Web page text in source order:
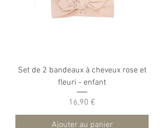
Set de 2 bandeaux à cheveux rose et
fleuri - enfant
Prix
16,90 €
Ajouter au panier